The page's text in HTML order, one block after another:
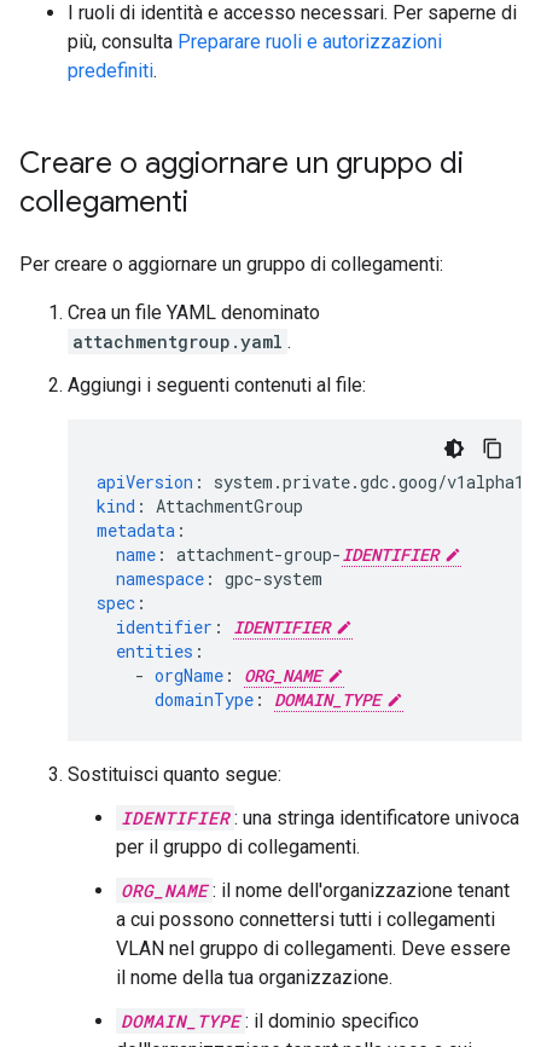
I ruoli di identità e accesso necessari. Per saperne di
più, consulta Preparare ruoli e autorizzazioni
predefiniti.
Creare o aggiornare un gruppo di
collegamenti
Per creare o aggiornare un gruppo di collegamenti:
Crea un file YAML denominato
attachmentgroup.yaml .
Aggiungi i seguenti contenuti al file:
apiVersion :
system.private.gdc.goog/v1alpha1
kind : AttachmentGroup
metadata :
name : attachment-group-IDENTIFIER
namespace : gpc-system
spec :
identifier :
IDENTIFIER
entities :
- orgName :
ORG_NAME
domainType : DOMAIN_TYPE
Sostituisci quanto segue:
IDENTIFIER : una stringa identificatore univoca
per il gruppo di collegamenti.
ORG_NAME : il nome dell'organizzazione tenant
a cui possono connettersi tutti i collegamenti
VLAN nel gruppo di collegamenti. Deve essere
il nome della tua organizzazione.
DOMAIN_TYPE : il dominio specifico